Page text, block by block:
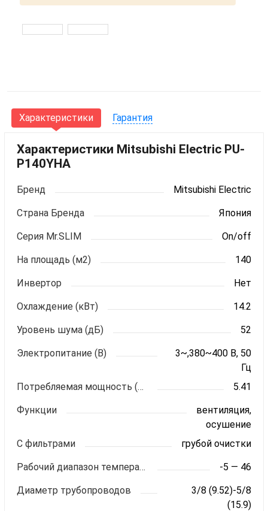
Характеристики Гарантия
Характеристики Mitsubishi Electric PU-
P140YHA
Бренд Mitsubishi Electric
Страна Бренда Япония
Серия Mr.SLIM On/off
На площадь (м2) 140
Инвертор Нет
Охлаждение (кВт) 14.2
Уровень шума (дБ) 52
Электропитание (В)
3~,380~400 В, 50
Гц
Потребляемая мощность (кВт)
5.41
Функции
вентиляция,
осушение
С фильтрами
грубой очистки
Рабочий диапазон температур (охлаждение) -5 — 46
Диаметр трубопроводов
3/8 (9.52)-5/8
(15.9)